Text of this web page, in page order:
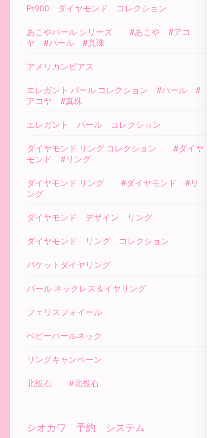
Pt900 ダイヤモンド コレクション
あこやパール シリーズ #あこや #アコ
ヤ #パール #真珠
アメリカンピアス
エレガント パール コレクション #パール #
アコヤ #真珠
エレガント パール コレクション
ダイヤモンド リング コレクション #ダイヤ
モンド #リング
ダイヤモンド リング #ダイヤモンド #リ
ング
ダイヤモンド デザイン リング
ダイヤモンド リング コレクション
バケットダイヤリング
パール ネックレス＆イヤリング
フェリスフォイール
ベビーパールネック
リングキャンペーン
北投石 #北投石
シオカワ 予約 システム